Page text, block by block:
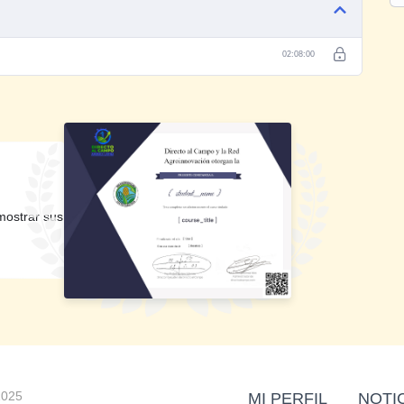
DE MAÍZ» impartida por el Ing. Juan Rodríguez Jiménez!
de participación. Les pedimos que estén atentos a las instrucciones que
valiosos conocimientos sobre el manejo regenerativo en la nutrición del maíz.
que disfruten y saquen el máximo provecho de este evento!
de Aguacate
02:08:00
sus
MI PERFIL